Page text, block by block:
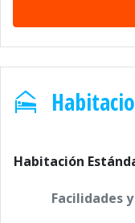
Habitación
Facilidades